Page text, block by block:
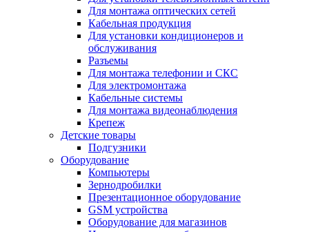
Для монтажа оптических сетей
Кабельная продукция
Для установки кондиционеров и
обслуживания
Разъемы
Для монтажа телефонии и СКС
Для электромонтажа
Кабельные системы
Для монтажа видеонаблюдения
Крепеж
Детские товары
Подгузники
Оборудование
Компьютеры
Зернодробилки
Презентационное оборудование
GSM устройства
Оборудование для магазинов